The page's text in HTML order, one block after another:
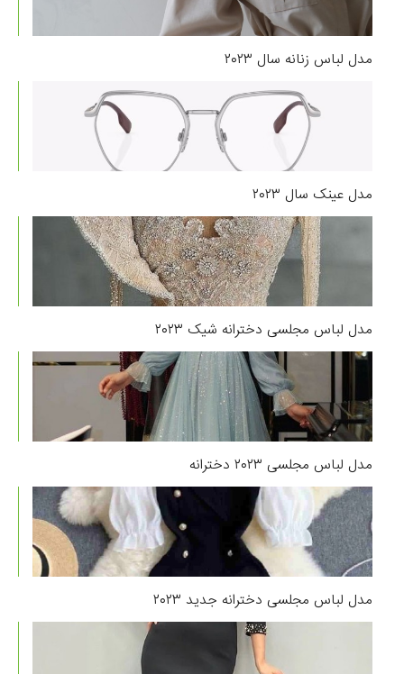
مدل لباس زنانه سال ۲۰۲۳
مدل عینک سال ۲۰۲۳
مدل لباس مجلسی دخترانه شیک ۲۰۲۳
مدل لباس مجلسی ۲۰۲۳ دخترانه
مدل لباس مجلسی دخترانه جدید ۲۰۲۳